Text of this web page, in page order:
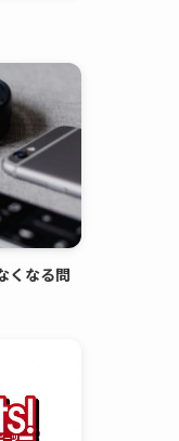
くなる問